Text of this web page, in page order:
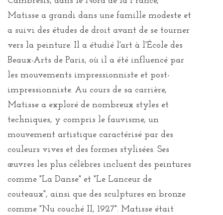
Matisse a grandi dans une famille modeste et
a suivi des études de droit avant de se tourner
vers la peinture. Il a étudié l'art à l'École des
Beaux-Arts de Paris, où il a été influencé par
les mouvements impressionniste et post-
impressionniste. Au cours de sa carrière,
Matisse a exploré de nombreux styles et
techniques, y compris le fauvisme, un
mouvement artistique caractérisé par des
couleurs vives et des formes stylisées. Ses
œuvres les plus célèbres incluent des peintures
comme "La Danse" et "Le Lanceur de
couteaux", ainsi que des sculptures en bronze
comme "Nu couché II, 1927". Matisse était